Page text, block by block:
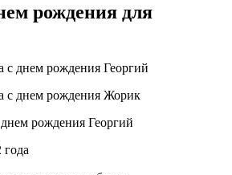
рождения для